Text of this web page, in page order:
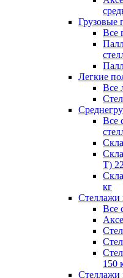
Грузовые
Все
Легкие
Все
Все
Т)
кг
Стеллажи
Все
150
Стеллажи